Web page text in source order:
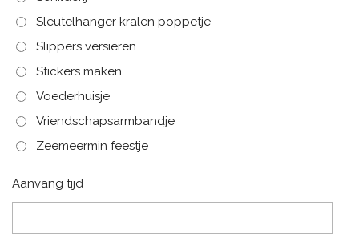
Sleutelhanger kralen poppetje
Slippers versieren
Stickers maken
Voederhuisje
Vriendschapsarmbandje
Zeemeermin feestje
Aanvang tijd